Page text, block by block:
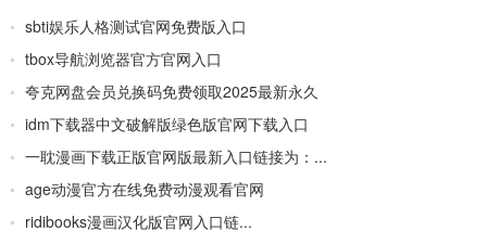
OpenAI最
新AI图像
生成器
境/深度集
成
Doubao-
1.5-pro与
高质量
PPT
sbti娱乐人格测试官网免费版入口
tbox导航浏览器官方官网入口
夸克网盘会员兑换码免费领取2025最新永久
idm下载器中文破解版绿色版官网下载入口
一耽漫画下载正版官网版最新入口链接为：...
age动漫官方在线免费动漫观看官网
ridibooks漫画汉化版官网入口链...